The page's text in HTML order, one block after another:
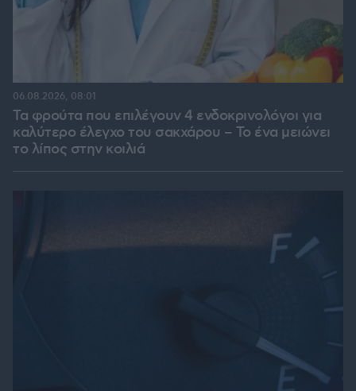
Τα φρούτα που επιλέγουν 4 ενδοκρινολόγοι για
καλύτερο έλεγχο του σακχάρου – Το ένα μειώνει
το λίπος στην κοιλιά
06.08.2026, 08:01